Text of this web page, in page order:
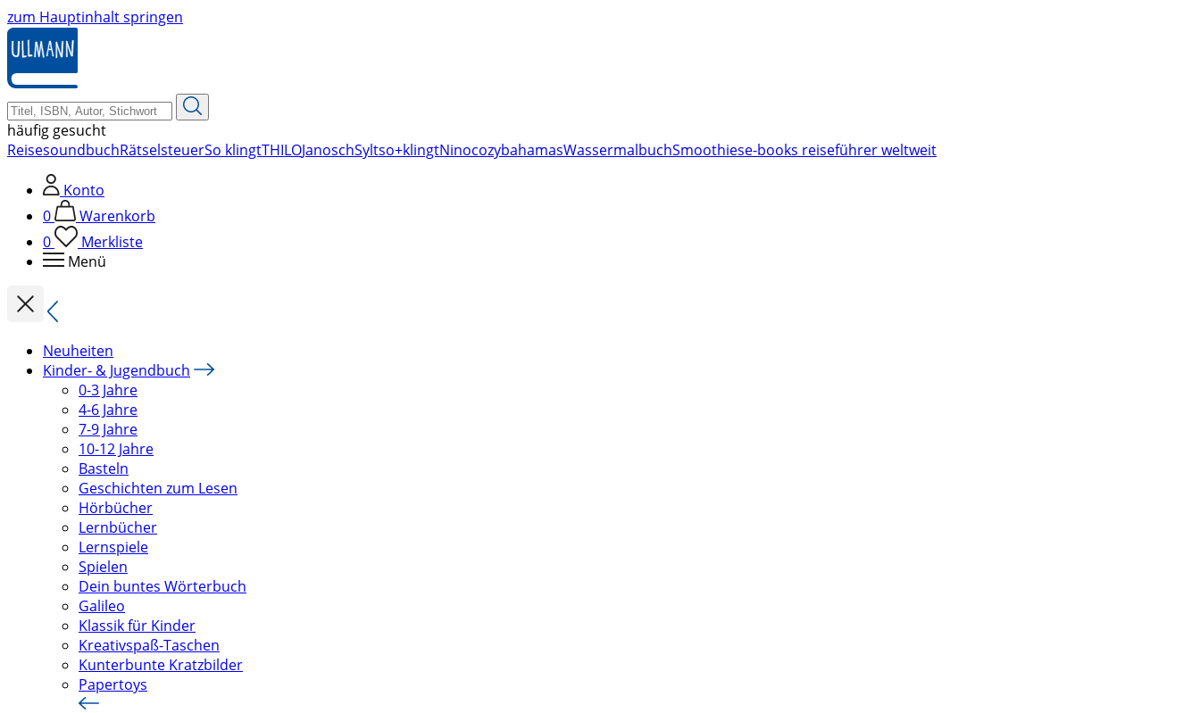
zum Hauptinhalt springen
häufig gesucht
ReisesoundbuchRätselsteuerSo klingtTHILOJanoschSyltso+klingtNinocozybahamasWassermalbuchSmoothiese-books reiseführer weltweit
Konto
0
Warenkorb
0
Merkliste
Menü
Neuheiten
Kinder- & Jugendbuch
0-3 Jahre
4-6 Jahre
7-9 Jahre
10-12 Jahre
Basteln
Geschichten zum Lesen
Hörbücher
Lernbücher
Lernspiele
Spielen
Dein buntes Wörterbuch
Galileo
Klassik für Kinder
Kreativspaß-Taschen
Kunterbunte Kratzbilder
Papertoys